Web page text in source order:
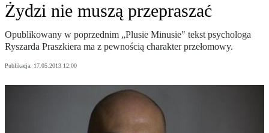
Żydzi nie muszą przepraszać
Opublikowany w poprzednim „Plusie Minusie" tekst psychologa
Ryszarda Praszkiera ma z pewnością charakter przełomowy.
Publikacja: 17.05.2013 12:00